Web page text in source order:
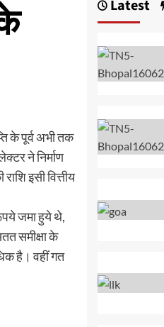
के पूर्व अभी तक
ने निर्माण
इसी वित्तीय
जमा हुये थे,
समीक्षा के
है। वहीं गत
Latest